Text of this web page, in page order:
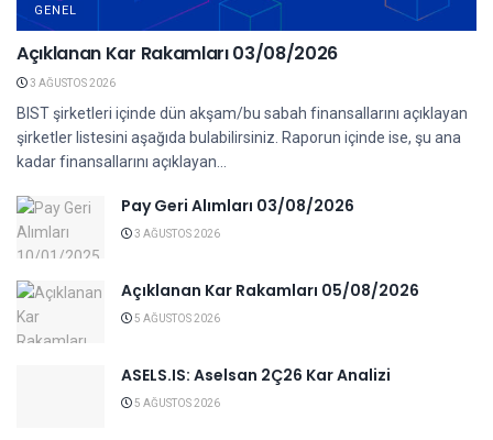
GENEL
Açıklanan Kar Rakamları 03/08/2026
3 AĞUSTOS 2026
BIST şirketleri içinde dün akşam/bu sabah finansallarını açıklayan
şirketler listesini aşağıda bulabilirsiniz. Raporun içinde ise, şu ana
kadar finansallarını açıklayan...
Pay Geri Alımları 03/08/2026
3 AĞUSTOS 2026
Açıklanan Kar Rakamları 05/08/2026
5 AĞUSTOS 2026
ASELS.IS: Aselsan 2Ç26 Kar Analizi
5 AĞUSTOS 2026